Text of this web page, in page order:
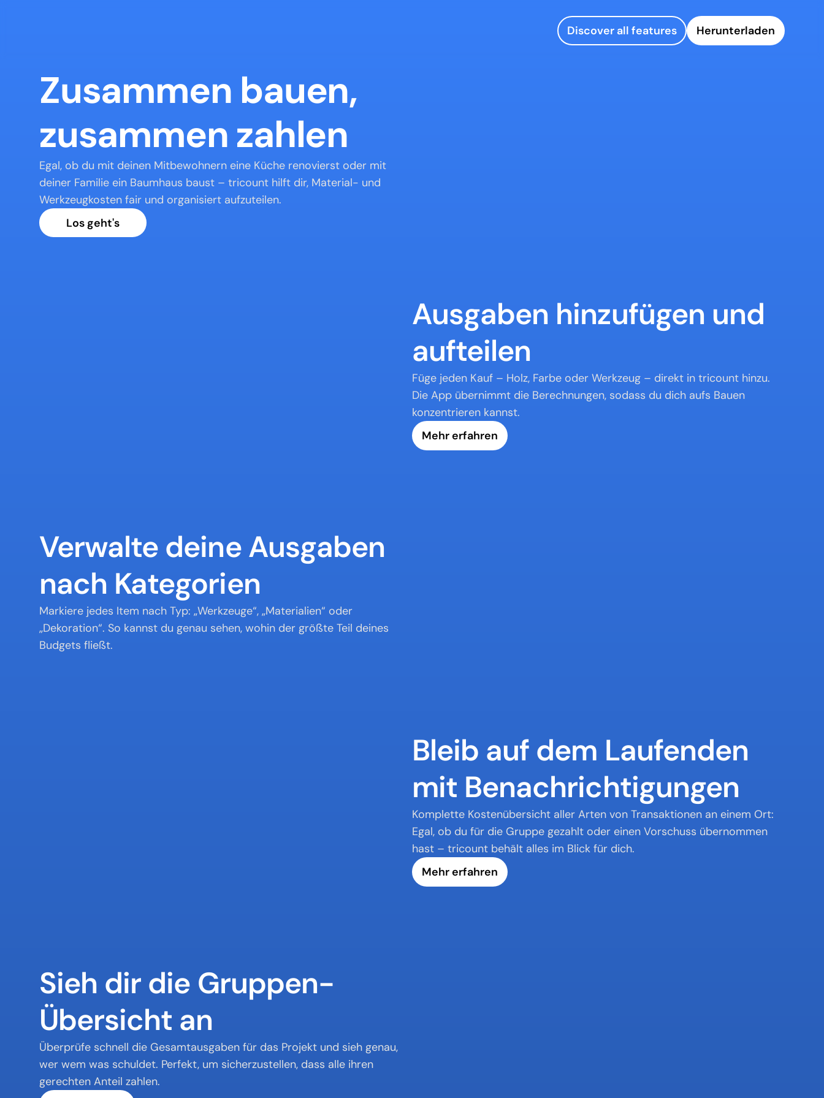
Discover all features Herunterladen
Zusammen bauen,
zusammen zahlen
Egal, ob du mit deinen Mitbewohnern eine Küche renovierst oder mit
deiner Familie ein Baumhaus baust – tricount hilft dir, Material- und
Werkzeugkosten fair und organisiert aufzuteilen.
Los geht's
Ausgaben hinzufügen und
aufteilen
Füge jeden Kauf – Holz, Farbe oder Werkzeug – direkt in tricount hinzu.
Die App übernimmt die Berechnungen, sodass du dich aufs Bauen
konzentrieren kannst.
Mehr erfahren
Verwalte deine Ausgaben
nach Kategorien
Markiere jedes Item nach Typ: „Werkzeuge“, „Materialien“ oder
„Dekoration“. So kannst du genau sehen, wohin der größte Teil deines
Budgets fließt.
Bleib auf dem Laufenden
mit Benachrichtigungen
Komplette Kostenübersicht aller Arten von Transaktionen an einem Ort:
Egal, ob du für die Gruppe gezahlt oder einen Vorschuss übernommen
hast – tricount behält alles im Blick für dich.
Mehr erfahren
Sieh dir die Gruppen-
Übersicht an
Überprüfe schnell die Gesamtausgaben für das Projekt und sieh genau,
wer wem was schuldet. Perfekt, um sicherzustellen, dass alle ihren
gerechten Anteil zahlen.